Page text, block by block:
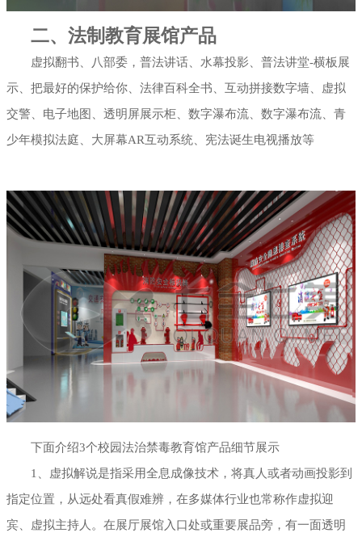
二、法制教育展馆产品
虚拟翻书、八部委，普法讲话、水幕投影、普法讲堂-横板展
示、把最好的保护给你、法律百科全书、互动拼接数字墙、虚拟
交警、电子地图、透明屏展示柜、数字瀑布流、数字瀑布流、青
少年模拟法庭、大屏幕AR互动系统、宪法诞生电视播放等
下面介绍3个校园法治禁毒教育馆产品细节展示
1、虚拟解说是指采用全息成像技术，将真人或者动画投影到
指定位置，从远处看真假难辨，在多媒体行业也常称作虚拟迎
宾、虚拟主持人。在展厅展馆入口处或重要展品旁，有一面透明